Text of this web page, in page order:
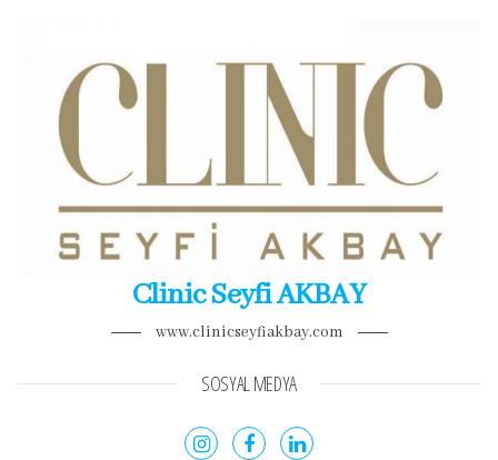
Clinic Seyfi AKBAY
www.clinicseyfiakbay.com
SOSYAL MEDYA